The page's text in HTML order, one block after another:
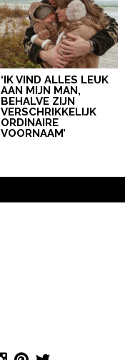
‘IK VIND ALLES LEUK
AAN MIJN MAN,
BEHALVE ZIJN
VERSCHRIKKELIJK
ORDINAIRE
VOORNAAM’